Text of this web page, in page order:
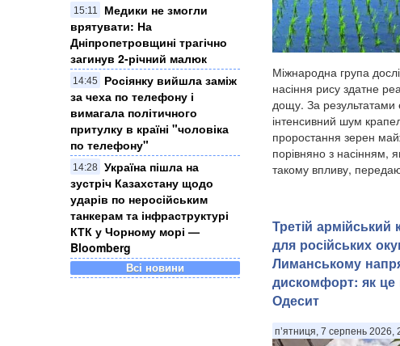
15:11
Медики не змогли
врятувати: На
Дніпропетровщині трагічно
загинув 2-річний малюк
14:45
Росіянку вийшла заміж
за чеха по телефону і
вимагала політичного
притулку в країні "чоловіка
по телефону"
14:28 Україна пішла на
зустріч Казахстану щодо
ударів по неросійським
танкерам та інфраструктурі
КТК у Чорному морі —
Bloomberg
Всі новини
Міжнародна група
насіння рису здатне
дощу. За результатами
інтенсивний шум
проростання зерен
порівняно з насінням,
такому впливу,
Третій
для російських
Лиманському
дискомфорт: як це
Одесит
п’ятниця, 7 серпень 2026,